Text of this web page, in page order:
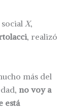
X,
, realizó
más del
no voy a
está